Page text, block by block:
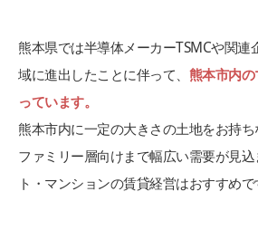
熊本県では半導体メーカーTSMCや関連
域に進出したことに伴って、 熊本市内
っています。
熊本市内に一定の大きさの土地をお持
ファミリー層向けまで幅広い需要が見
ト・マンションの賃貸経営はおすすめで